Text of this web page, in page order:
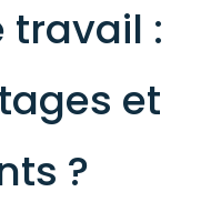
travail :
et
?